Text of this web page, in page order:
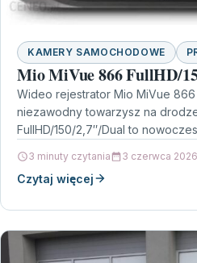
KAMERY SAMOCHODOWE
Mio MiVue 866 FullHD/
Wideo rejestrator Mio MiVue 866
niezawodny towarzysz na
FullHD/150/2,7″/Dual to
3 minuty czytania 3 czerwca 2026
Czytaj więcej